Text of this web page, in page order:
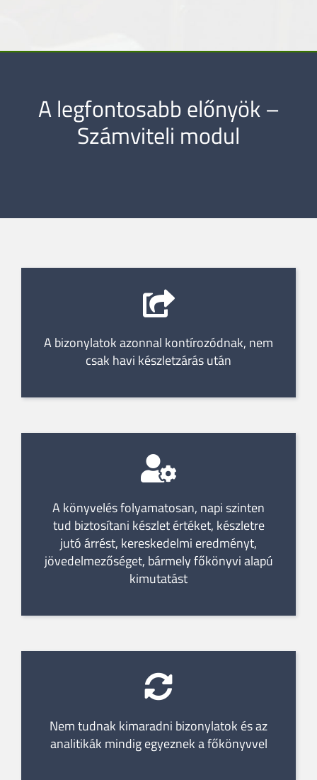
A legfontosabb előnyök –
Számviteli modul
A bizonylatok azonnal kontírozódnak, nem
csak havi készletzárás után
A könyvelés folyamatosan, napi szinten
tud biztosítani készlet értéket, készletre
jutó árrést, kereskedelmi eredményt,
jövedelmezőséget, bármely főkönyvi alapú
kimutatást
Nem tudnak kimaradni bizonylatok és az
analitikák mindig egyeznek a főkönyvvel